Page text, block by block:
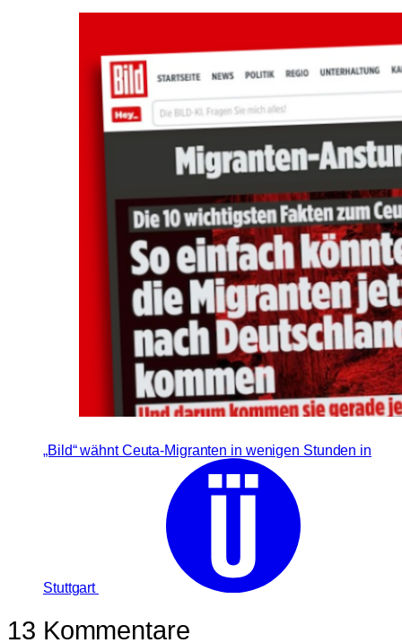
„Bild“ wähnt Ceuta-Migranten in wenigen Stunden in
Stuttgart
13 Kommentare